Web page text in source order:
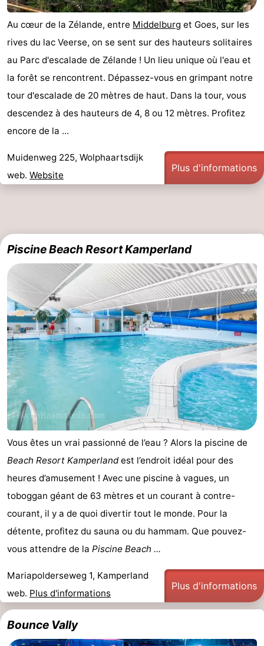
Médicales
Région
Zeeland
Schouwen-
Duiveland
-
Renesse
-
Brouwershaven
-
Bruinisse
-
Nature
-
Haamstede
Nature
Kop
van
Schouwen
Walcheren
-
Veere
-
Nature
Oranjezon
-
Oostkapelle
-
Nature
de
Mantelingen
-
Domburg
-
Westkapelle
-
Nature
Walcherse
bos
-
Dishoek
-
Vlissingen
-
Middelburg
Zeeuws-
Vlaanderen
-
Nieuwvliet
-
Au cœur de la Zélande, entre Middelburg et Goes, sur les
rives du lac Veerse, on se sent sur des hauteurs solitaires
au Parc d'escalade de Zélande ! Un lieu unique où l'eau et
la forêt se rencontrent. Dépassez-vous en grimpant notre
tour d'escalade de 20 mètres de haut. Dans la tour, vous
descendez à des hauteurs de 4, 8 ou 12 mètres. Profitez
encore de la ...
Muidenweg 225, Wolphaartsdijk
web. Website
Plus d'informations
Piscine Beach Resort Kamperland
Vous êtes un vrai passionné de l’eau ? Alors la piscine de
Beach Resort Kamperlandest l’endroit idéal pour des
heures d’amusement ! Avec une piscine à vagues, un
toboggan géant de 63 mètres et un courant à contre-
courant, il y a de quoi divertir tout le monde. Pour la
détente, profitez du sauna ou du hammam. Que pouvez-
vous attendre de la Piscine Beach ...
Mariapolderseweg 1, Kamperland
web. Plus d'informations
Plus d'informations
Bounce Vally